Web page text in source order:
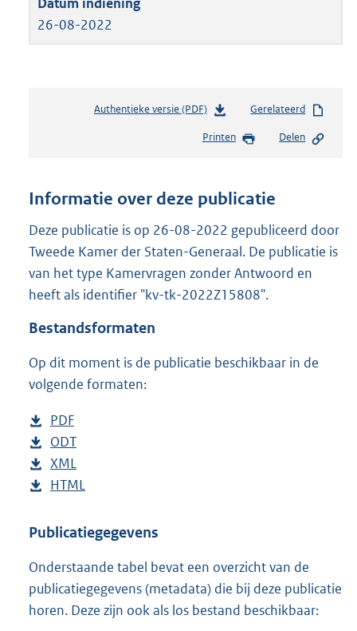
26-08-2022
Authentieke versie (PDF)b
s
n
s
r
o
o
:
Gerelateerd
Printen Delen
Informatie over deze publicatie
Deze publicatie is op 26-08-2022 gepubliceerd door
Tweede Kamer der Staten-Generaal. De publicatie is
van het type Kamervragen zonder Antwoord en
heeft als identifier "kv-tk-2022Z15808".
Bestandsformaten
Op dit moment is de publicatie beschikbaar in de
volgende formaten:
D
o
w
n
o
d
p
u
PDF
e
s
t
n
s
g
r
D
o
w
l
a
d
p
ODT
s
a
d
s
g
D
o
n
o
a
d
XML
e
t
n
d
s
D
w
l
o
a
HTML
s
a
n
d
Publicatiegegevens
Onderstaande tabel bevat een overzicht van de
publicatiegegevens (metadata) die bij deze publicatie
horen. Deze zijn ook als los bestand beschikbaar: